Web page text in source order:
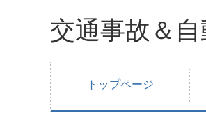
交通事故＆
トップページ